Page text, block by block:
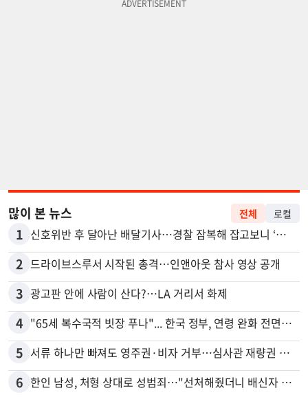
많이 본 뉴스 전체 로컬
1 신호위반 후 달아난 배달기사…경찰 잠복해 잡고보니 ‘반전’
2 드라이브스루서 시작된 총격…인앤아웃 참사 영상 공개
3 광고판 안에 사람이 산다?…LA 거리서 화제
4 "65세 복수국적 빗장 푸나"... 한국 정부, 연령 완화 전면 추진
5 서류 하나만 빠져도 영주권·비자 거부…심사관 재량권 대폭 확대
6 한인 남성, 처형 상대로 성범죄…"선처해줬더니 배신자 취급"